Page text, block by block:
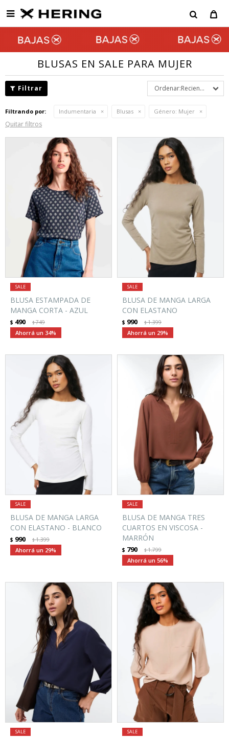

BLUSAS EN SALE PARA MUJER
Recientes
Filtrando por: Indumentaria Blusas Género: Mujer
Quitar filtros
BLUSA ESTAMPADA DE
MANGA CORTA - AZUL
$ 490 $749
34
BLUSA DE MANGA LARGA
CON ELASTANO
$ 990 $1.399
29
BLUSA DE MANGA LARGA
CON ELASTANO - BLANCO
$ 990 $1.399
29
BLUSA DE MANGA TRES
CUARTOS EN VISCOSA -
MARRÓN
$ 790 $1.799
56